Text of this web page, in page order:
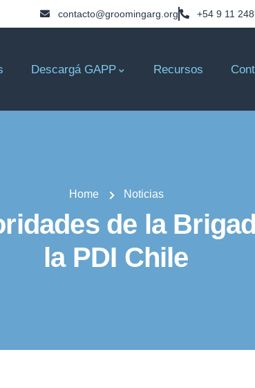
contacto@groomingarg.org +54 9 11
Descargá GAPP Recursos
Home Noticias
de la
la PDI Chile